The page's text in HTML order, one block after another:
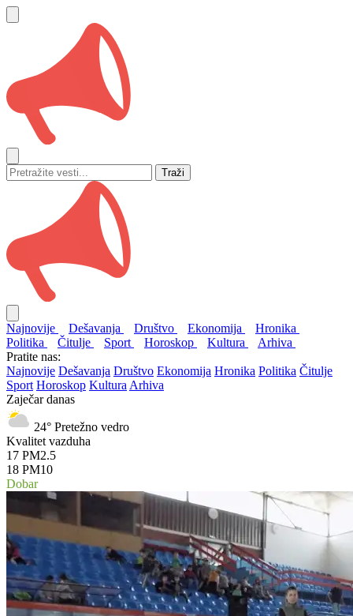
Traži
Najnovije Dešavanja Društvo Ekonomija
Hronika
Politika
Čitulje Sport Horoskop Kultura
Arhiva
Pratite nas:
Najnovije Dešavanja Društvo Ekonomija Hronika Politika Čitulje
Sport Horoskop Kultura Arhiva
Zaječar danas
24° Pretežno vedro
Kvalitet vazduha
17 PM2.5
18 PM10
Dobar